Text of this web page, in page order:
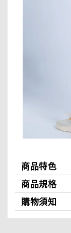
商品特色
商品規格
購物須知